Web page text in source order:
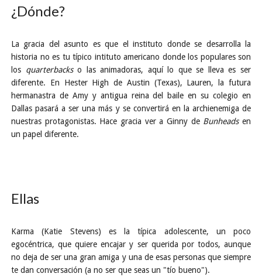
¿Dónde?
La gracia del asunto es que el instituto donde se desarrolla la
historia no es tu típico intituto americano donde los populares son
los quarterbackso las animadoras, aquí lo que se lleva es ser
diferente. En Hester High de Austin (Texas), Lauren, la futura
hermanastra de Amy y antigua reina del baile en su colegio en
Dallas pasará a ser una más y se convertirá en la archienemiga de
nuestras protagonistas. Hace gracia ver a Ginny de Bunheadsen
un papel diferente.
Ellas
Karma (Katie Stevens) es la típica adolescente, un poco
egocéntrica, que quiere encajar y ser querida por todos, aunque
no deja de ser una gran amiga y una de esas personas que siempre
te dan conversación (a no ser que seas un "tío bueno").